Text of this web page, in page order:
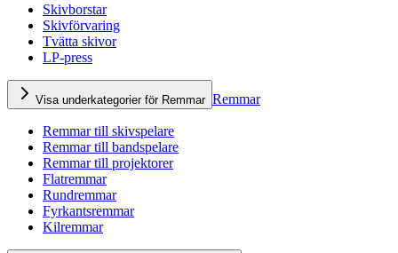
Skivborstar
Skivförvaring
Tvätta skivor
LP-press
Visa underkategorier för Remmar Remmar
Remmar till skivspelare
Remmar till bandspelare
Remmar till projektorer
Flatremmar
Rundremmar
Fyrkantsremmar
Kilremmar